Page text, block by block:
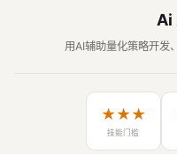
Ai
用AI辅助量化策略开发
★★★
技能门槛